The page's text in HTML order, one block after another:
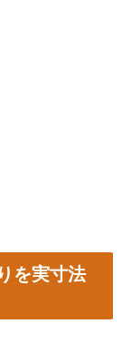
を実寸法